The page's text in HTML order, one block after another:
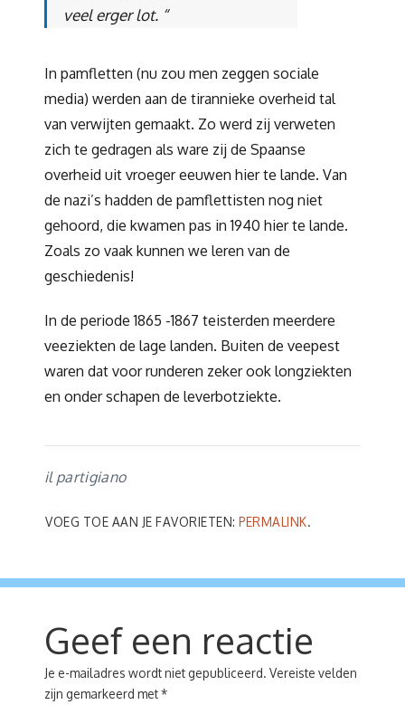
veel erger lot. “
In pamfletten (nu zou men zeggen sociale
media) werden aan de tirannieke overheid tal
van verwijten gemaakt. Zo werd zij verweten
zich te gedragen als ware zij de Spaanse
overheid uit vroeger eeuwen hier te lande. Van
de nazi’s hadden de pamflettisten nog niet
gehoord, die kwamen pas in 1940 hier te lande.
Zoals zo vaak kunnen we leren van de
geschiedenis!
In de periode 1865 -1867 teisterden meerdere
veeziekten de lage landen. Buiten de veepest
waren dat voor runderen zeker ook longziekten
en onder schapen de leverbotziekte.
il partigiano
VOEG TOE AAN JE FAVORIETEN: PERMALINK.
Geef een reactie
Je e-mailadres wordt niet gepubliceerd. Vereiste velden
zijn gemarkeerd met*